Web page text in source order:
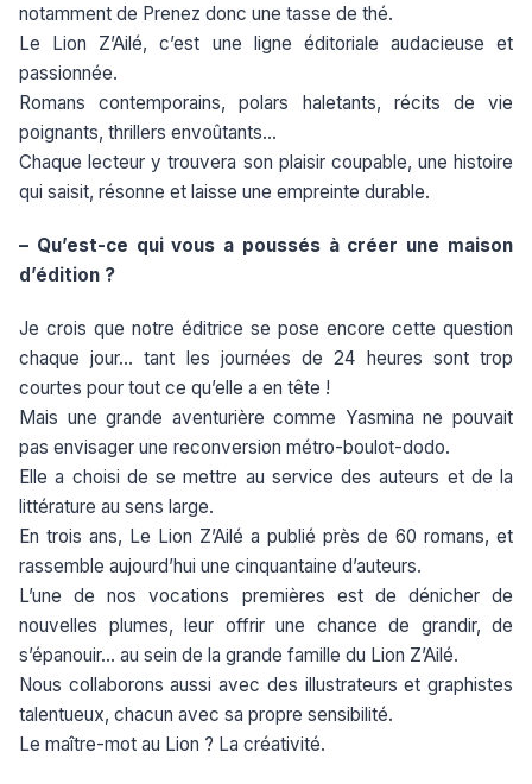
notamment de Prenez donc une tasse de thé.
Le Lion Z’Ailé, c’est une ligne éditoriale audacieuse et
passionnée.
Romans contemporains, polars haletants, récits de vie
poignants, thrillers envoûtants…
Chaque lecteur y trouvera son plaisir coupable, une histoire
qui saisit, résonne et laisse une empreinte durable.
– Qu’est-ce qui vous a poussés à créer une maison
d’édition ?
Je crois que notre éditrice se pose encore cette question
chaque jour… tant les journées de 24 heures sont trop
courtes pour tout ce qu’elle a en tête !
Mais une grande aventurière comme Yasmina ne pouvait
pas envisager une reconversion métro-boulot-dodo.
Elle a choisi de se mettre au service des auteurs et de la
littérature au sens large.
En trois ans, Le Lion Z’Ailé a publié près de 60 romans, et
rassemble aujourd’hui une cinquantaine d’auteurs.
L’une de nos vocations premières est de dénicher de
nouvelles plumes, leur offrir une chance de grandir, de
s’épanouir… au sein de la grande famille du Lion Z’Ailé.
Nous collaborons aussi avec des illustrateurs et graphistes
talentueux, chacun avec sa propre sensibilité.
Le maître-mot au Lion ? La créativité.